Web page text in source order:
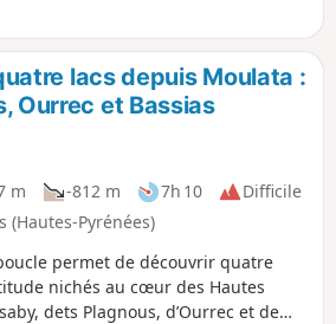
lacs depuis Moulata :
Ourrec et Bassias
m -812 m 7h 10
Difficile
(Hautes-Pyrénées)
permet de découvrir quatre
nichés au cœur des Hautes
dets Plagnous, d’Ourrec et de